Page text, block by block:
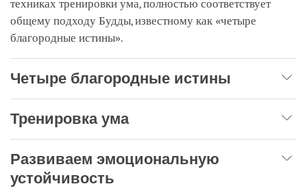
техниках тренировки ума, полностью соответствует
общему подходу Будды, известному как «четыре
благородные истины».
Четыре благородные истины
Тренировка ума
Развиваем эмоциональную
устойчивость